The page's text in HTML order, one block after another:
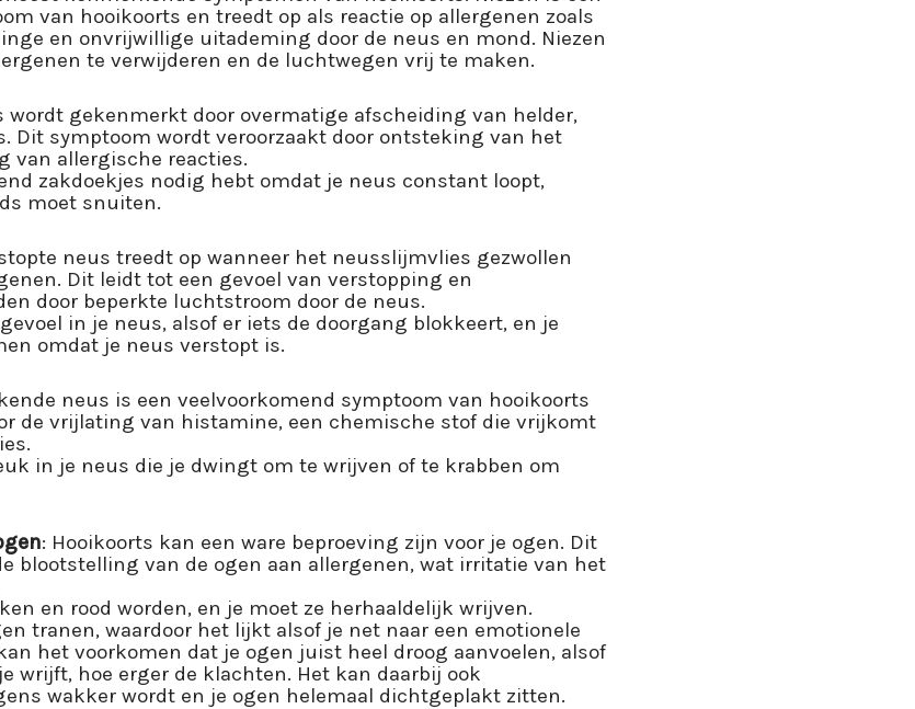
van hooikoorts en treedt op als reactie op allergenen zoals
en onvrijwillige uitademing door de neus en mond. Niezen
te verwijderen en de luchtwegen vrij te maken.
wordt gekenmerkt door overmatige afscheiding van helder,
Dit symptoom wordt veroorzaakt door ontsteking van het
van allergische reacties.
zakdoekjes nodig hebt omdat je neus constant loopt,
moet snuiten.
neus treedt op wanneer het neusslijmvlies gezwollen
Dit leidt tot een gevoel van verstopping en
door beperkte luchtstroom door de neus.
in je neus, alsof er iets de doorgang blokkeert, en je
omdat je neus verstopt is.
neus is een veelvoorkomend symptoom van hooikoorts
de vrijlating van histamine, een chemische stof die vrijkomt
in je neus die je dwingt om te wrijven of te krabben om
: Hooikoorts kan een ware beproeving zijn voor je ogen. Dit
blootstelling van de ogen aan allergenen, wat irritatie van het
en rood worden, en je moet ze herhaaldelijk wrijven.
tranen, waardoor het lijkt alsof je net naar een emotionele
het voorkomen dat je ogen juist heel droog aanvoelen, alsof
wrijft, hoe erger de klachten. Het kan daarbij ook
wakker wordt en je ogen helemaal dichtgeplakt zitten.